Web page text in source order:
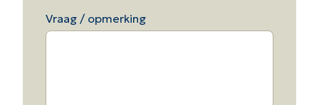
Vraag / opmerking